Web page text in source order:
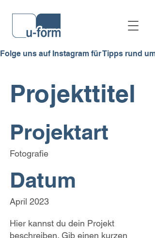
Folge uns auf Instagram für Tipps
Projekttitel
Projektart
Fotografie
Datum
April 2023
Hier kannst du dein Projekt
beschreiben. Gib einen kurzen